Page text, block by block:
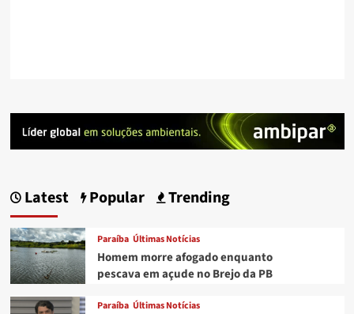
Latest Popular Trending
Paraíba Últimas Notícias
Homem morre afogado enquanto
pescava em açude no Brejo da PB
Paraíba Últimas Notícias